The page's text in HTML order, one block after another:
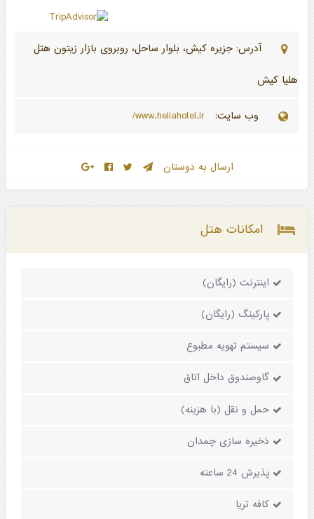
آدرس: جزیره کیش، بلوار ساحل، روبروی بازار زیتون هتل
هلیا کیش
وب سایت:
ارسال به دوستان
امکانات هتل
اینترنت (رایگان)
پارکینگ (رایگان)
سیستم تهویه مطبوع
گاوصندوق داخل اتاق
حمل و نقل (با هزینه)
ذخیره سازی چمدان
پذیرش 24 ساعته
کافه تریا